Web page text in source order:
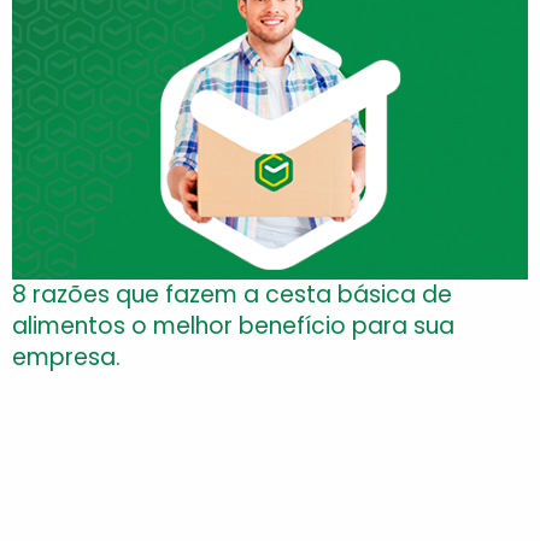
8 razões que fazem a cesta básica de
alimentos o melhor benefício para sua
empresa.